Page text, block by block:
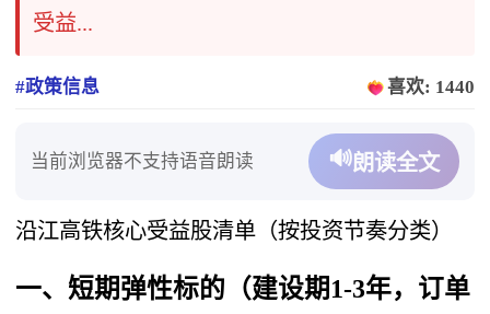
受益...
#政策信息 喜欢: 1440
当前浏览器不支持语音朗读 🔊朗读全文
沿江高铁核心受益股清单（按投资节奏分类）
一、短期弹性标的（建设期1-3年，订单